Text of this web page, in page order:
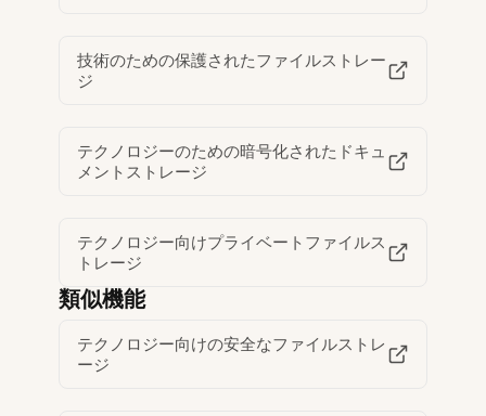
技術のための保護されたファイルストレー
ジ
テクノロジーのための暗号化されたドキュ
メントストレージ
テクノロジー向けプライベートファイルス
トレージ
類似機能
テクノロジー向けの安全なファイルストレ
ージ